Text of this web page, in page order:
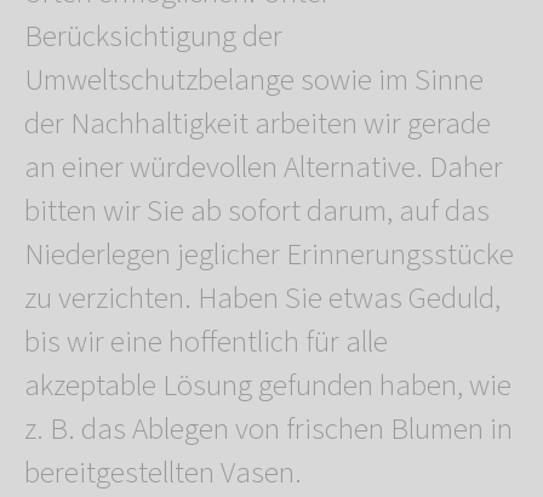
Berücksichtigung der
Umweltschutzbelange sowie im Sinne
der Nachhaltigkeit arbeiten wir gerade
an einer würdevollen Alternative. Daher
bitten wir Sie ab sofort darum, auf das
Niederlegen jeglicher Erinnerungsstücke
zu verzichten. Haben Sie etwas Geduld,
bis wir eine hoffentlich für alle
akzeptable Lösung gefunden haben, wie
z. B. das Ablegen von frischen Blumen in
bereitgestellten Vasen.